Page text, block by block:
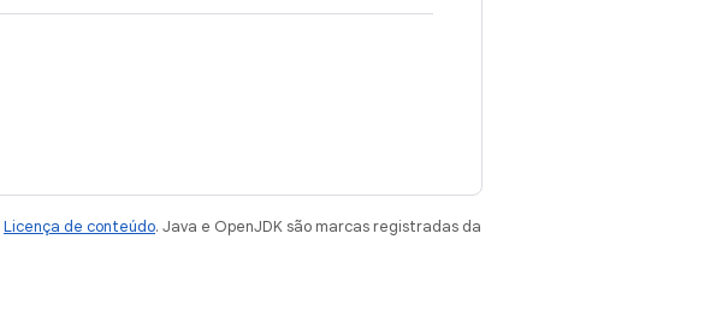
Licença de conteúdo. Java e OpenJDK são marcas registradas da